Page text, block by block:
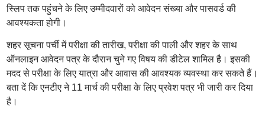
स्लिप तक पहुंचने के लिए उम्मीदवारों को आवेदन संख्या और पासवर्ड की
आवश्यकता होगी।
शहर सूचना पर्ची में परीक्षा की तारीख, परीक्षा की पाली और शहर के साथ
ऑनलाइन आवेदन पत्र के दौरान चुने गए विषय की डीटेल शामिल है। इसकी
मदद से परीक्षा के लिए यात्रा और आवास की आवश्यक व्यवस्था कर सकते हैं।
बता दें कि एनटीए ने 11 मार्च की परीक्षा के लिए प्रवेश पत्र भी जारी कर दिया
है।